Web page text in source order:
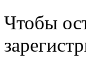
Чтобы